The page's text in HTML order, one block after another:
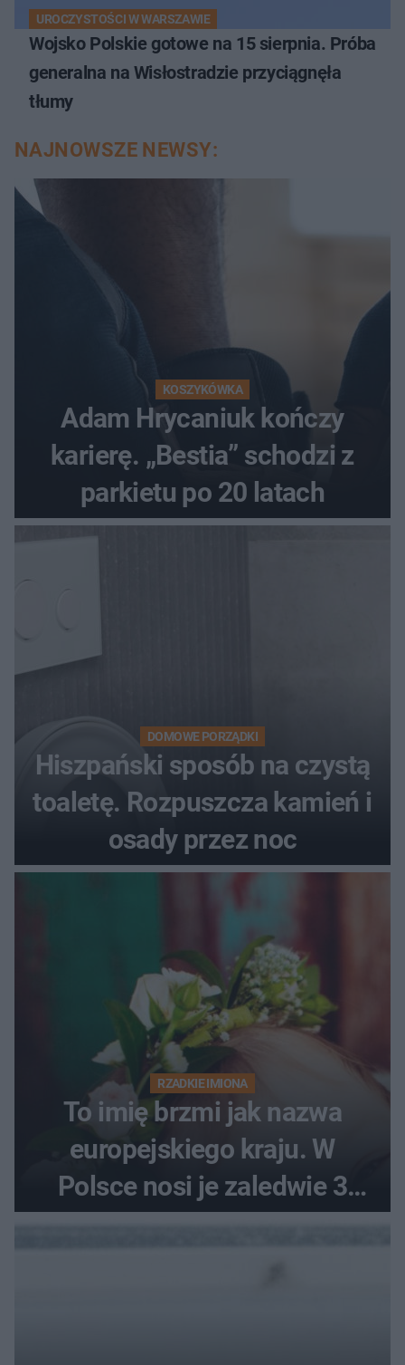
UROCZYSTOŚCI W WARSZAWIE
Wojsko Polskie gotowe na 15 sierpnia. Próba
generalna na Wisłostradzie przyciągnęła
tłumy
NAJNOWSZE NEWSY:
KOSZYKÓWKA
Adam Hrycaniuk kończy
karierę. „Bestia” schodzi z
parkietu po 20 latach
DOMOWE PORZĄDKI
Hiszpański sposób na czystą
toaletę. Rozpuszcza kamień i
osady przez noc
RZADKIE IMIONA
To imię brzmi jak nazwa
europejskiego kraju. W
Polsce nosi je zaledwie 3